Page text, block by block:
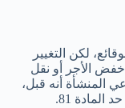
لكن التغيير
الأجر أو نقل
المنشأة أنه قبل،
81.